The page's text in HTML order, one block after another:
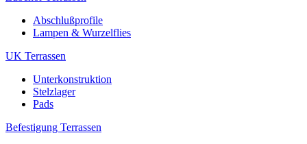
Abschlußprofile
Lampen & Wurzelflies
UK Terrassen
Unterkonstruktion
Stelzlager
Pads
Befestigung Terrassen